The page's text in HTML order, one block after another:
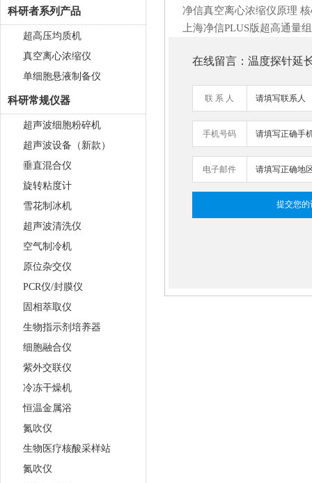
科研者系列产品
超高压均质机
真空离心浓缩仪
单细胞悬液制备仪
科研常规仪器
超声波细胞粉碎机
超声波设备（新款）
垂直混合仪
旋转粘度计
雪花制冰机
超声波清洗仪
空气制冷机
原位杂交仪
PCR仪/封膜仪
固相萃取仪
生物指示剂培养器
细胞融合仪
紫外交联仪
冷冻干燥机
恒温金属浴
氮吹仪
生物医疗核酸采样站
氮吹仪
触屏款真空离心浓缩仪 JX-
ZLN-AL
真空离心浓缩仪(溶剂蒸发工作
净信真空离心浓缩仪原理
上海净信PLUS版超高通量
在线留言：温度探针延
联 系 人
手机号码
电子邮件